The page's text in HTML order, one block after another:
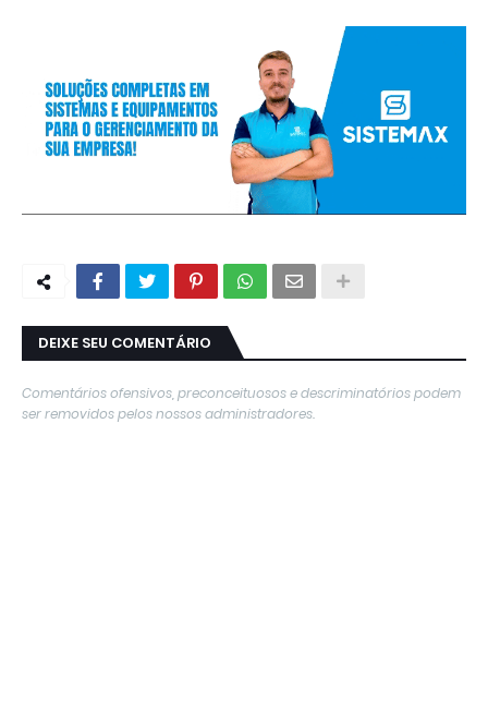
DEIXE SEU COMENTÁRIO
Comentários ofensivos, preconceituosos e descriminatórios podem
ser removidos pelos nossos administradores.